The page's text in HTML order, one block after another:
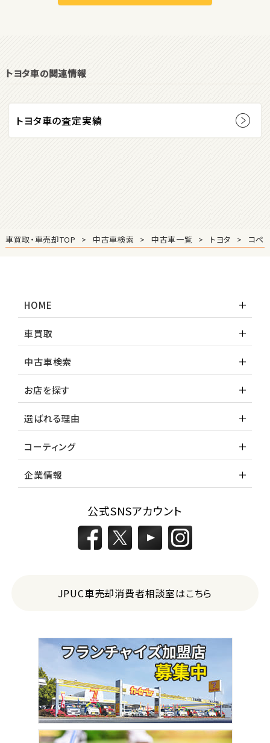
ダイハツ
ステーションワゴン
レヴォーグ
レガシィツーリングワゴン
3位
トヨタ
カローラフィールダー
ホンダ
ステップワゴン
2位
トヨタ
アルファード
トヨタ車の関連情報
トヨタ車の査定実績
車買取・車売却TOP 中古車検索 中古車一覧 トヨタ コペ
HOME
車買取
中古車検索
お店を探す
選ばれる理由
コーティング
企業情報
公式SNSアカウント
JPUC車売却消費者相談室はこちら